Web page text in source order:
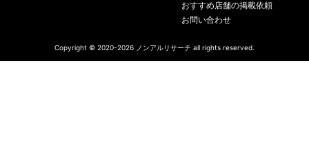
おすすめ店舗の掲載依頼
お問い合わせ
Copyright © 2020-2026 ノンアルリサーチ all rights reserved.